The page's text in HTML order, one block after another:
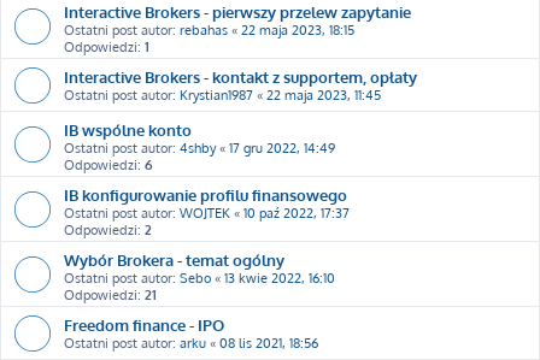
Interactive Brokers - pierwszy przelew zapytanie
Ostatni post autor: rebahas « 22 maja 2023, 18:15
Odpowiedzi: 1
Interactive Brokers - kontakt z supportem, opłaty
Ostatni post autor: Krystian1987 « 22 maja 2023, 11:45
IB wspólne konto
Ostatni post autor: 4shby« 17 gru 2022, 14:49
Odpowiedzi: 6
IB konfigurowanie profilu finansowego
Ostatni post autor: WOJTEK « 10 paź 2022, 17:37
Odpowiedzi: 2
Wybór Brokera - temat ogólny
Ostatni post autor: Sebo « 13 kwie 2022, 16:10
Odpowiedzi: 21
Freedom finance - IPO
Ostatni post autor: arku « 08 lis 2021, 18:56